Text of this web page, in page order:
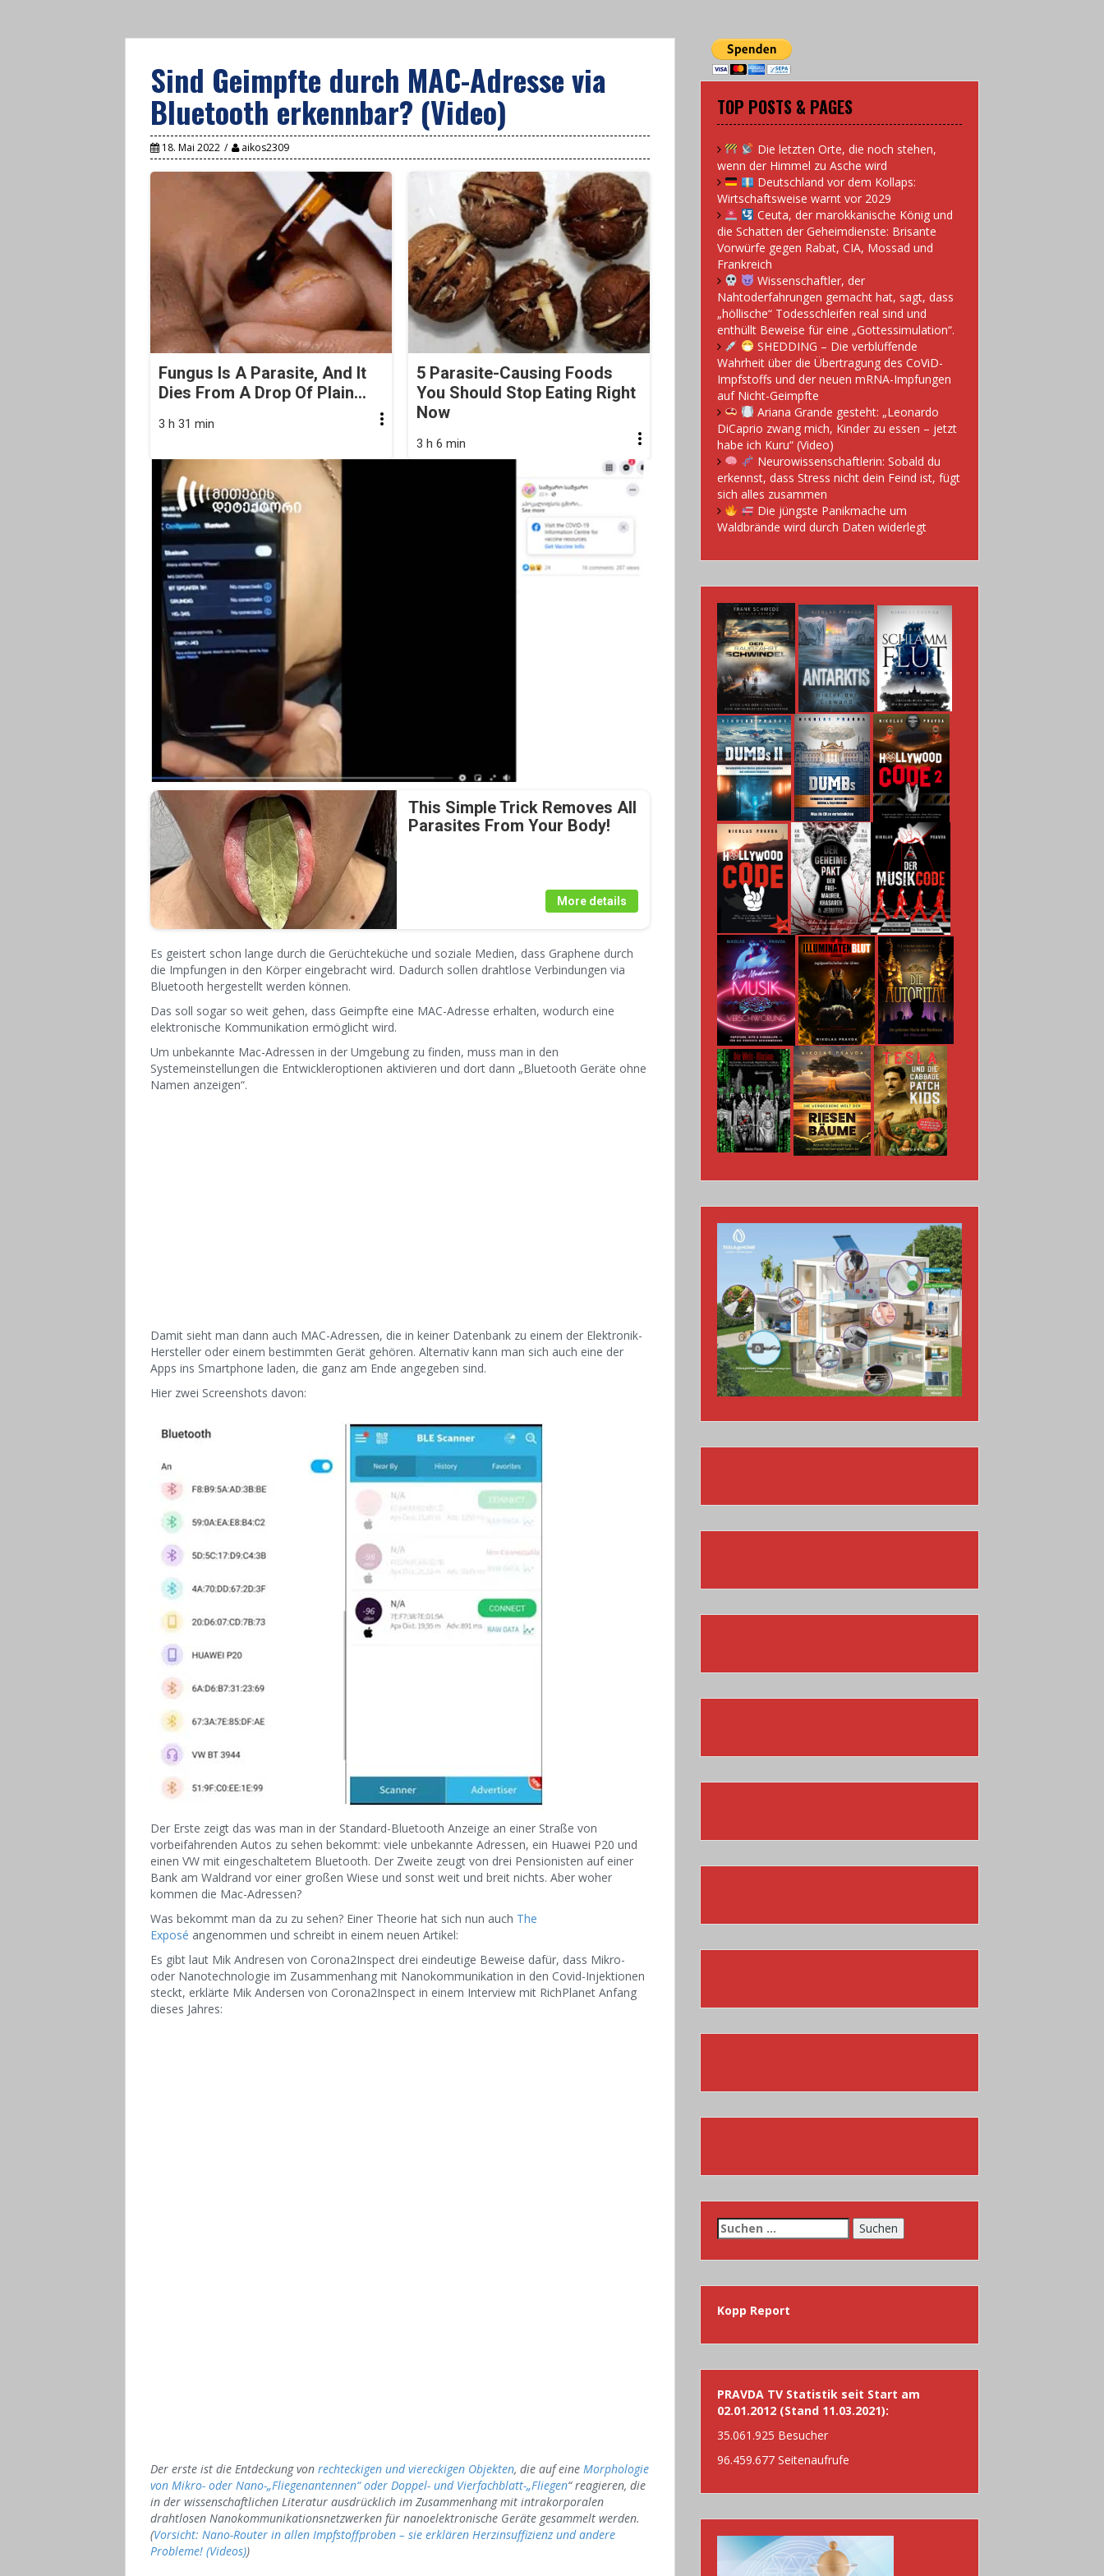
Sind Geimpfte durch MAC-Adresse via
Bluetooth erkennbar? (Video)
18. Mai 2022 aikos2309
Fungus Is A Parasite, And It
Dies From A Drop Of Plain...
3 h 31 min
5 Parasite-Causing Foods
You Should Stop Eating Right
Now
3 h 6 min
This Simple Trick Removes All
Parasites From Your Body!
More details
Es geistert schon lange durch die Gerüchteküche und soziale Medien, dass Graphene durch
die Impfungen in den Körper eingebracht wird. Dadurch sollen drahtlose Verbindungen via
Bluetooth hergestellt werden können.
Das soll sogar so weit gehen, dass Geimpfte eine MAC-Adresse erhalten, wodurch eine
elektronische Kommunikation ermöglicht wird.
Um unbekannte Mac-Adressen in der Umgebung zu finden, muss man in den
Systemeinstellungen die Entwickleroptionen aktivieren und dort dann „Bluetooth Geräte ohne
Namen anzeigen“.
Damit sieht man dann auch MAC-Adressen, die in keiner Datenbank zu einem der Elektronik-
Hersteller oder einem bestimmten Gerät gehören. Alternativ kann man sich auch eine der
Apps ins Smartphone laden, die ganz am Ende angegeben sind.
Hier zwei Screenshots davon:
Der Erste zeigt das was man in der Standard-Bluetooth Anzeige an einer Straße von
vorbeifahrenden Autos zu sehen bekommt: viele unbekannte Adressen, ein Huawei P20 und
einen VW mit eingeschaltetem Bluetooth. Der Zweite zeugt von drei Pensionisten auf einer
Bank am Waldrand vor einer großen Wiese und sonst weit und breit nichts. Aber woher
kommen die Mac-Adressen?
Was bekommt man da zu zu sehen? Einer Theorie hat sich nun auch The
Exposé angenommen und schreibt in einem neuen Artikel:
Es gibt laut Mik Andresen von Corona2Inspect drei eindeutige Beweise dafür, dass Mikro-
oder Nanotechnologie im Zusammenhang mit Nanokommunikation in den Covid-Injektionen
steckt, erklärte Mik Andersen von Corona2Inspect in einem Interview mit RichPlanet Anfang
dieses Jahres:
Der erste ist die Entdeckung von rechteckigen und viereckigen Objekten, die auf eine Morphologie
von Mikro- oder Nano-„Fliegenantennen“ oder Doppel- und Vierfachblatt-„Fliegen“ reagieren, die
in der wissenschaftlichen Literatur ausdrücklich im Zusammenhang mit intrakorporalen
drahtlosen Nanokommunikationsnetzwerken für nanoelektronische Geräte gesammelt werden.
(Vorsicht: Nano-Router in allen Impfstoffproben – sie erklären Herzinsuffizienz und andere
Probleme! (Videos))
TOP POSTS & PAGES
Die letzten Orte, die noch stehen,
wenn der Himmel zu Asche wird
Deutschland vor dem Kollaps:
Wirtschaftsweise warnt vor 2029
Ceuta, der marokkanische König und
die Schatten der Geheimdienste: Brisante
Vorwürfe gegen Rabat, CIA, Mossad und
Frankreich
Wissenschaftler, der
Nahtoderfahrungen gemacht hat, sagt, dass
„höllische“ Todesschleifen real sind und
enthüllt Beweise für eine „Gottessimulation“.
SHEDDING – Die verblüffende
Wahrheit über die Übertragung des CoViD-
Impfstoffs und der neuen mRNA-Impfungen
auf Nicht-Geimpfte
Ariana Grande gesteht: „Leonardo
DiCaprio zwang mich, Kinder zu essen – jetzt
habe ich Kuru“ (Video)
Neurowissenschaftlerin: Sobald du
erkennst, dass Stress nicht dein Feind ist, fügt
sich alles zusammen
Die jüngste Panikmache um
Waldbrände wird durch Daten widerlegt
Suchen
nach:
Kopp Report
PRAVDA TV Statistik seit Start am
02.01.2012 (Stand 11.03.2021):
35.061.925 Besucher
96.459.677 Seitenaufrufe